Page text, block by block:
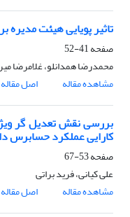
تاثیر پویایی هیئت مدیره
صفحه41-52
محمدرضا همدانلو، غلامرضا
مشاهده مقاله
اصل مقاله
بررسی نقش تعدیل گر
کارایی عملکرد حسابرس
صفحه53-67
علی کیانی، فرید براتی
مشاهده مقاله
اصل مقاله